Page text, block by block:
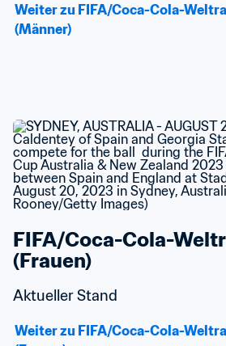
Weiter zu FIFA/Coca-Cola-
(Männer)
FIFA/Coca-Cola-
(Frauen)
Aktueller Stand
Weiter zu FIFA/Coca-Cola-